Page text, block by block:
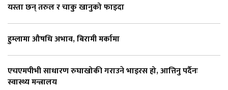
यस्ता छन् तरुल र चाकु खानुको फाइदा
हुम्लामा औषधि अभाव, बिरामी मर्कामा
एचएमपीभी साधारण रुघाखोकी गराउने भाइरस हो, आत्तिनु पर्दैनः
स्वास्थ्य मन्त्रालय